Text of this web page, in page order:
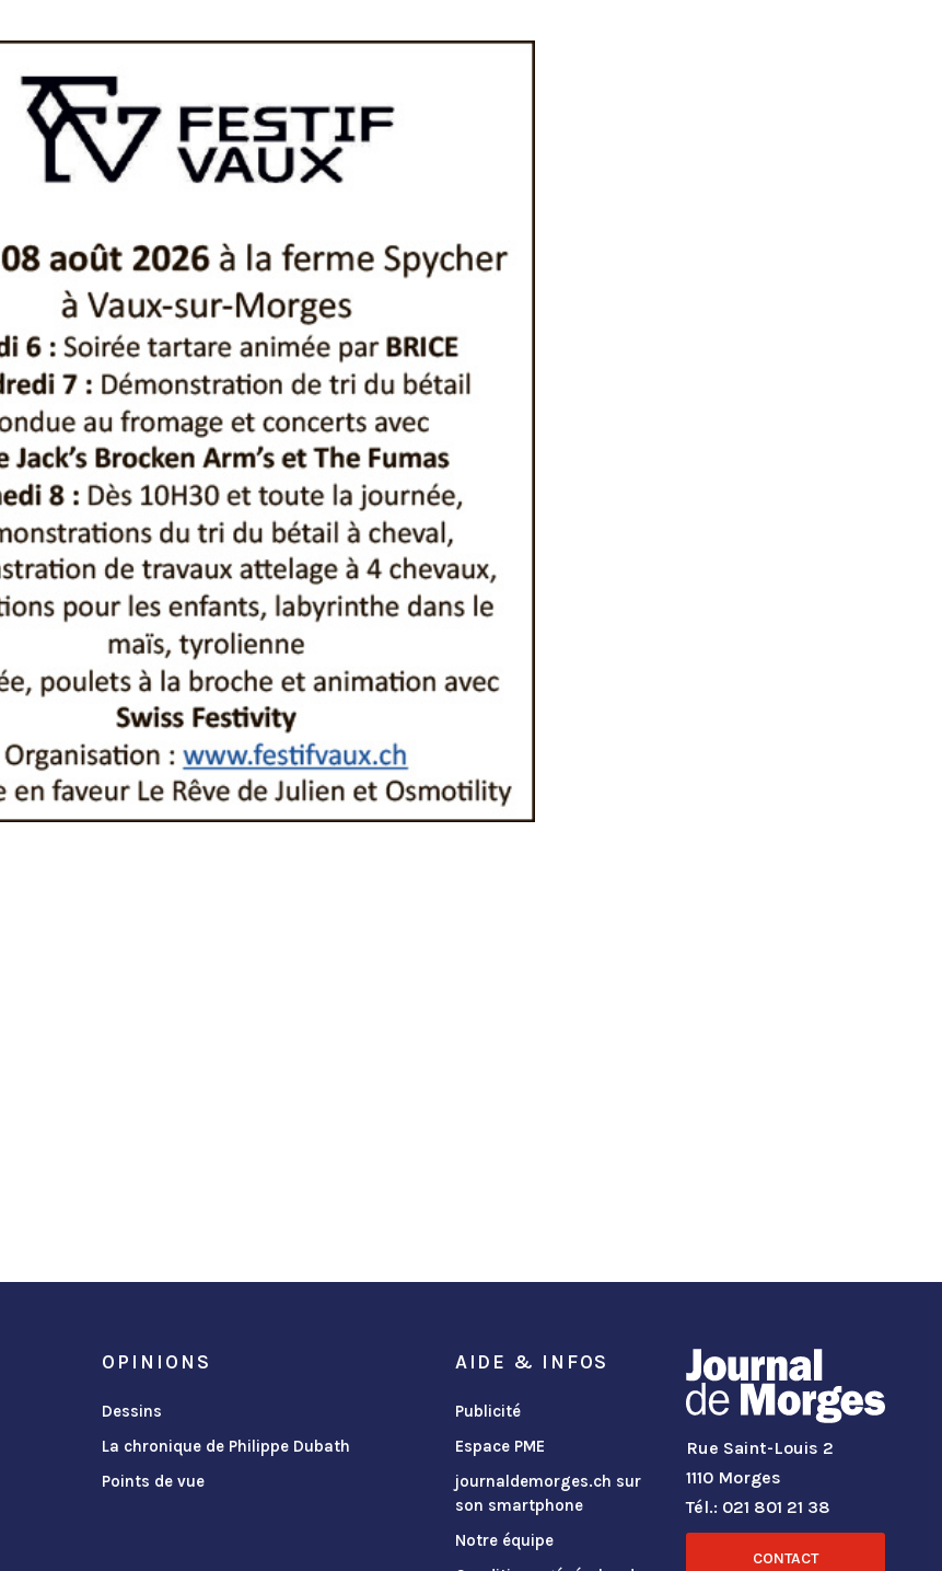
OPINIONS
Dessins
La chronique de Philippe Dubath
Points de vue
AIDE & INFOS
Publicité
Espace PME
journaldemorges.ch sur
son smartphone
Notre équipe
Rue Saint-Louis 2
1110 Morges
Tél.: 021 801 21 38
CONTACT